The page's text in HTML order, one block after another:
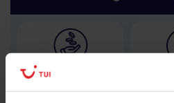
Lider niskich cen